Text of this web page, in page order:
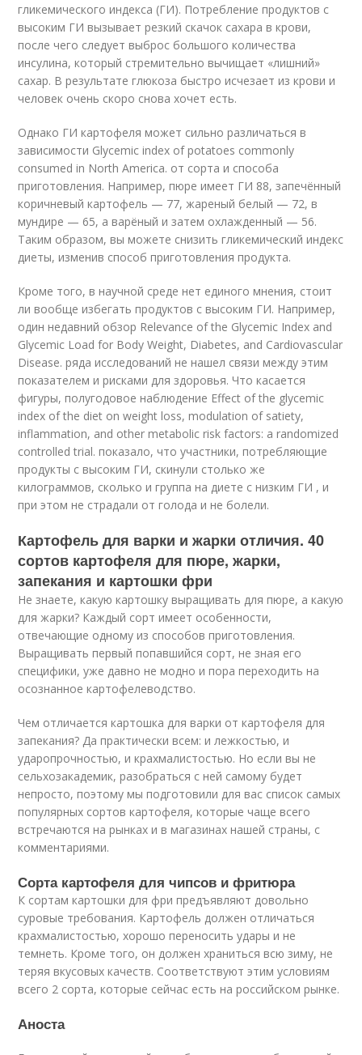
гликемического индекса (ГИ). Потребление продуктов с
высоким ГИ вызывает резкий скачок сахара в крови,
после чего следует выброс большого количества
инсулина, который стремительно вычищает «лишний»
сахар. В результате глюкоза быстро исчезает из крови и
человек очень скоро снова хочет есть.
Однако ГИ картофеля может сильно различаться в
зависимости Glycemic index of potatoes commonly
consumed in North America. от сорта и способа
приготовления. Например, пюре имеет ГИ 88, запечённый
коричневый картофель — 77, жареный белый — 72, в
мундире — 65, а варёный и затем охлажденный — 56.
Таким образом, вы можете снизить гликемический индекс
диеты, изменив способ приготовления продукта.
Кроме того, в научной среде нет единого мнения, стоит
ли вообще избегать продуктов с высоким ГИ. Например,
один недавний обзор Relevance of the Glycemic Index and
Glycemic Load for Body Weight, Diabetes, and Cardiovascular
Disease. ряда исследований не нашел связи между этим
показателем и рисками для здоровья. Что касается
фигуры, полугодовое наблюдение Effect of the glycemic
index of the diet on weight loss, modulation of satiety,
inflammation, and other metabolic risk factors: a randomized
controlled trial. показало, что участники, потребляющие
продукты с высоким ГИ, скинули столько же
килограммов, сколько и группа на диете с низким ГИ , и
при этом не страдали от голода и не болели.
Картофель для варки и жарки отличия. 40
сортов картофеля для пюре, жарки,
запекания и картошки фри
Не знаете, какую картошку выращивать для пюре, а какую
для жарки? Каждый сорт имеет особенности,
отвечающие одному из способов приготовления.
Выращивать первый попавшийся сорт, не зная его
специфики, уже давно не модно и пора переходить на
осознанное картофелеводство.
Чем отличается картошка для варки от картофеля для
запекания? Да практически всем: и лежкостью, и
ударопрочностью, и крахмалистостью. Но если вы не
сельхозакадемик, разобраться с ней самому будет
непросто, поэтому мы подготовили для вас список самых
популярных сортов картофеля, которые чаще всего
встречаются на рынках и в магазинах нашей страны, с
комментариями.
Сорта картофеля для чипсов и фритюра
К сортам картошки для фри предъявляют довольно
суровые требования. Картофель должен отличаться
крахмалистостью, хорошо переносить удары и не
темнеть. Кроме того, он должен храниться всю зиму, не
теряя вкусовых качеств. Соответствуют этим условиям
всего 2 сорта, которые сейчас есть на российском рынке.
Аноста